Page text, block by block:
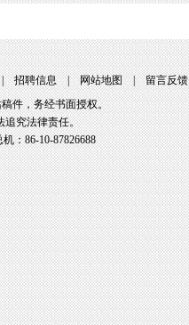
招聘信息|网站地图|留言反馈
件，务经书面授权。
追究法律责任。
：86-10-87826688